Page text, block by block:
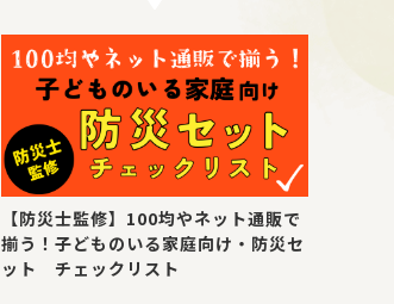
【防災士監修】100均やネット通販で
揃う！子どものいる家庭向け・防災セ
ット チェックリスト